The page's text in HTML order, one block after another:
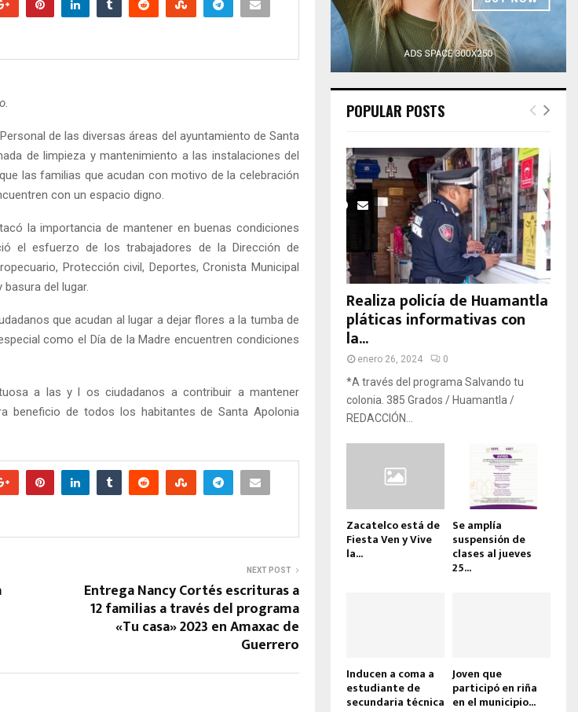
de las diversas áreas del ayuntamiento de Santa
de limpieza y mantenimiento a las instalaciones del
las familias que acudan con motivo de la celebración
con un espacio digno.
la importancia de mantener en buenas condiciones
el esfuerzo de los trabajadores de la Dirección de
Protección civil, Deportes, Cronista Municipal
del lugar.
que acudan al lugar a dejar flores a la tumba de
como el Día de la Madre encuentren condiciones
a las y l os ciudadanos a contribuir a mantener
beneficio de todos los habitantes de Santa Apolonia
NEXT POST
Entrega Nancy Cortés escrituras a
12 familias a través del programa
«Tu casa» 2023 en Amaxac de
Guerrero
POPULAR POSTS
Realiza policía de Huamantla
pláticas informativas con
la...
enero 26, 2024 0
*A través del programa Salvando tu
colonia. 385 Grados / Huamantla /
REDACCIÓN...
Zacatelco está de
Fiesta Ven y Vive
la...
Se amplía
suspensión de
clases al jueves
25...
Inducen a coma a
estudiante de
secundaria técnica
Joven que
participó en riña
en el municipio...